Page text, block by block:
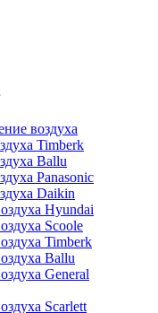
воздуха
Timberk
Ballu
Panasonic
Daikin
Hyundai
Scoole
Timberk
Ballu
General
Scarlett